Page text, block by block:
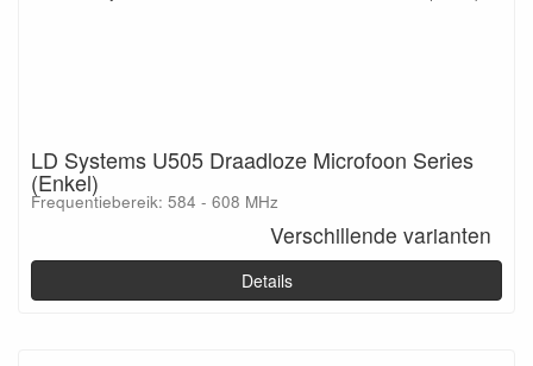
LD Systems U505 Draadloze Microfoon Series
(Enkel)
Frequentiebereik: 584 - 608 MHz
Verschillende varianten
Details